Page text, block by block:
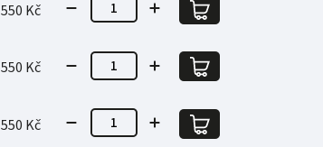
550 Kč
550 Kč
550 Kč